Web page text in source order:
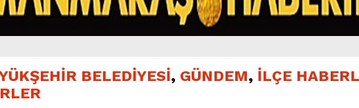
Fuarı’nda Eğlence ve Nostalji Bir Aradaydı.
Günü KAFUM’da Sahne Alacak.
BELEDİYESİ, GÜNDEM, İLÇE